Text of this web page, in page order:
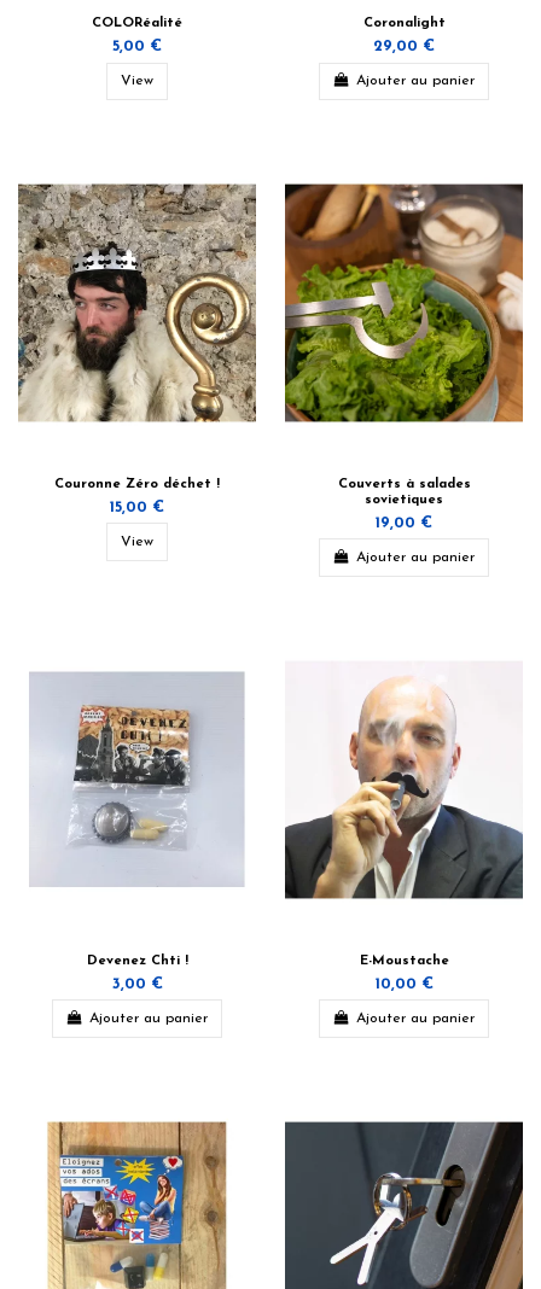
COLORéalité
5,00 €
View
Coronalight
29,00 €
Ajouter au panier
Couronne Zéro déchet !
15,00 €
View
Couverts à salades
sovietiques
19,00 €
Ajouter au panier
Devenez Chti !
3,00 €
Ajouter au panier
E-Moustache
10,00 €
Ajouter au panier